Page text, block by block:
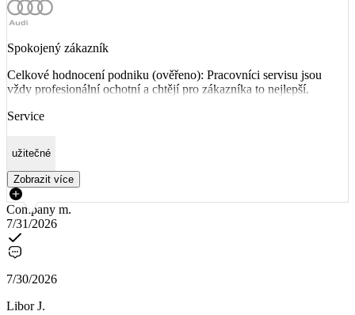
Spokojený zákazník
Celkové hodnocení podniku (ověřeno): Pracovníci servisu jsou
vždy profesionální ochotní a chtějí pro zákazníka to nejlepší.
Service
užitečné
Zobrazit více
Company m.
7/31/2026
7/30/2026
Libor J.